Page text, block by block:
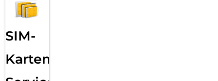
SIM-
Karten